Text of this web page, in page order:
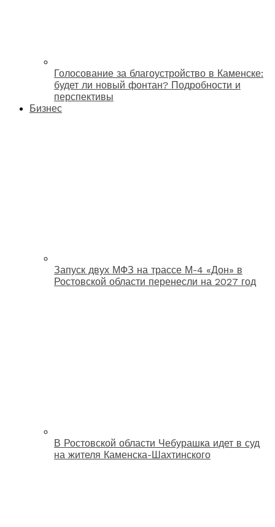
Голосование за благоустройство в Каменске:
будет ли новый фонтан? Подробности и
перспективы
Бизнес
Запуск двух МФЗ на трассе М-4 «Дон» в
Ростовской области перенесли на 2027 год
В Ростовской области Чебурашка идет в суд
на жителя Каменска-Шахтинского